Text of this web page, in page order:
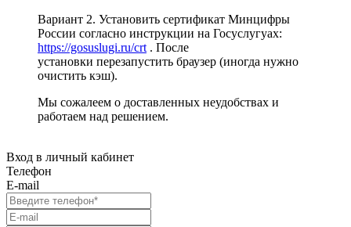
Вариант 2. Установить сертификат Минцифры
России согласно инструкции на Госуслугуах:
https://gosuslugi.ru/crt . После
установки перезапустить браузер (иногда нужно
очистить кэш).
Мы сожалеем о доставленных неудобствах и
работаем над решением.
Вход в личный кабинет
Телефон
E-mail